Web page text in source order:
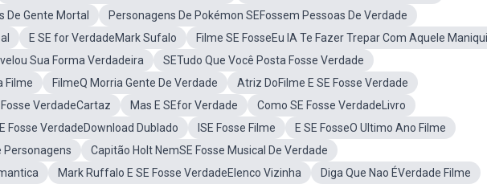
De Gente Mortal
Personagens De Pokémon SEFossem Pessoas De Verdade
E SE for VerdadeMark Sufalo
Filme SE FosseEu IA Te Fazer Trepar Com Aquele
Sua Forma Verdadeira
SETudo Que Você Posta Fosse Verdade
Filme
FilmeQ Morria Gente De Verdade
Atriz DoFilme E SE Fosse Verdade
Fosse VerdadeCartaz Mas E SEfor Verdade
Como SE Fosse VerdadeLivro
Fosse VerdadeDownload Dublado ISE Fosse Filme
E SE FosseO Ultimo Ano Filme
Personagens
Capitão Holt NemSE Fosse Musical De Verdade
Mark Ruffalo E SE Fosse VerdadeElenco Vizinha Diga Que Nao ÉVerdade Filme